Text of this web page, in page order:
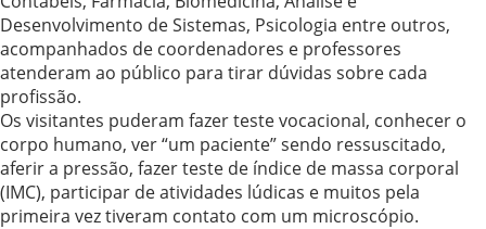
Desenvolvimento de Sistemas, Psicologia entre outros,
acompanhados de coordenadores e professores
atenderam ao público para tirar dúvidas sobre cada
profissão.
Os visitantes puderam fazer teste vocacional, conhecer o
corpo humano, ver “um paciente” sendo ressuscitado,
aferir a pressão, fazer teste de índice de massa corporal
(IMC), participar de atividades lúdicas e muitos pela
primeira vez tiveram contato com um microscópio.